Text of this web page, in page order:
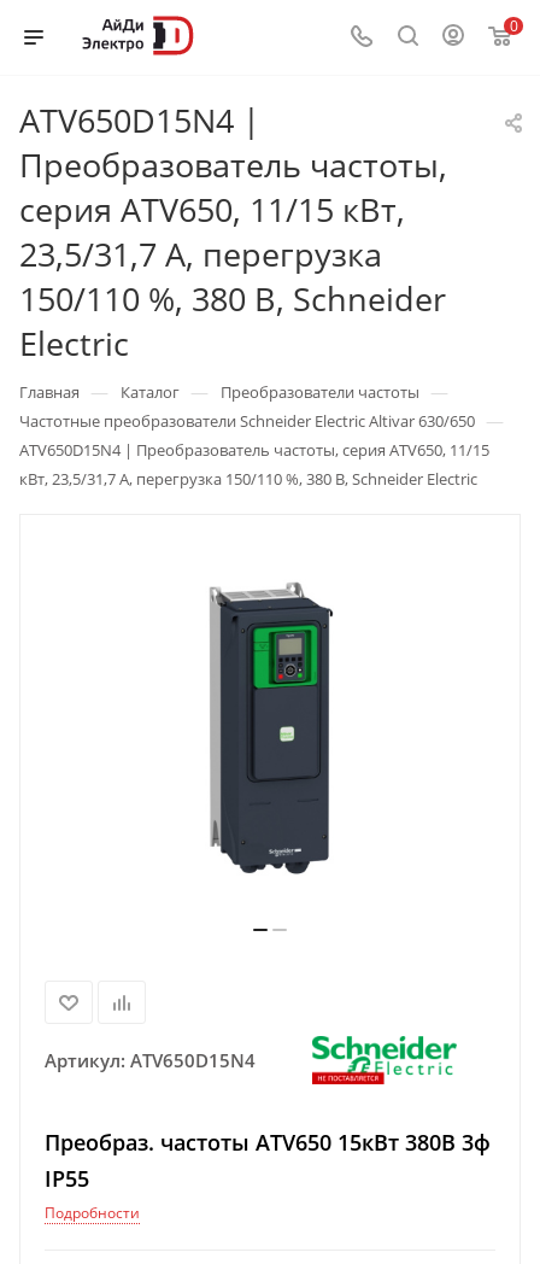
0
ATV650D15N4 |
Преобразователь частоты,
серия ATV650, 11/15 кВт,
23,5/31,7 А, перегрузка
150/110 %, 380 В, Schneider
Electric
Главная — Каталог — Преобразователи частоты —
Частотные преобразователи Schneider Electric Altivar 630/650 —
ATV650D15N4 | Преобразователь частоты, серия ATV650, 11/15
кВт, 23,5/31,7 А, перегрузка 150/110 %, 380 В, Schneider Electric
Артикул: ATV650D15N4
Преобраз. частоты ATV650 15кВт 380В 3ф
IP55
Подробности